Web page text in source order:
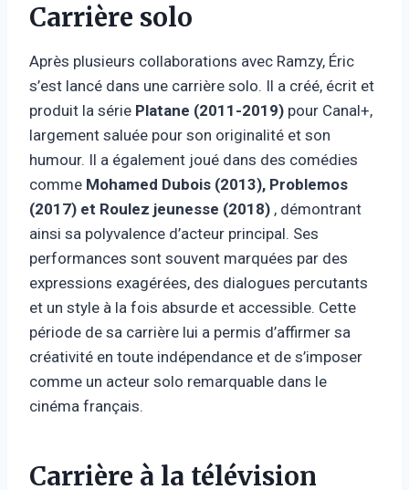
Carrière solo
Après plusieurs collaborations avec Ramzy, Éric
s’est lancé dans une carrière solo. Il a créé, écrit et
produit la série Platane (2011-2019) pour Canal+,
largement saluée pour son originalité et son
humour. Il a également joué dans des comédies
comme Mohamed Dubois (2013), Problemos
(2017) et Roulez jeunesse (2018) , démontrant
ainsi sa polyvalence d’acteur principal. Ses
performances sont souvent marquées par des
expressions exagérées, des dialogues percutants
et un style à la fois absurde et accessible. Cette
période de sa carrière lui a permis d’affirmer sa
créativité en toute indépendance et de s’imposer
comme un acteur solo remarquable dans le
cinéma français.
Carrière à la télévision